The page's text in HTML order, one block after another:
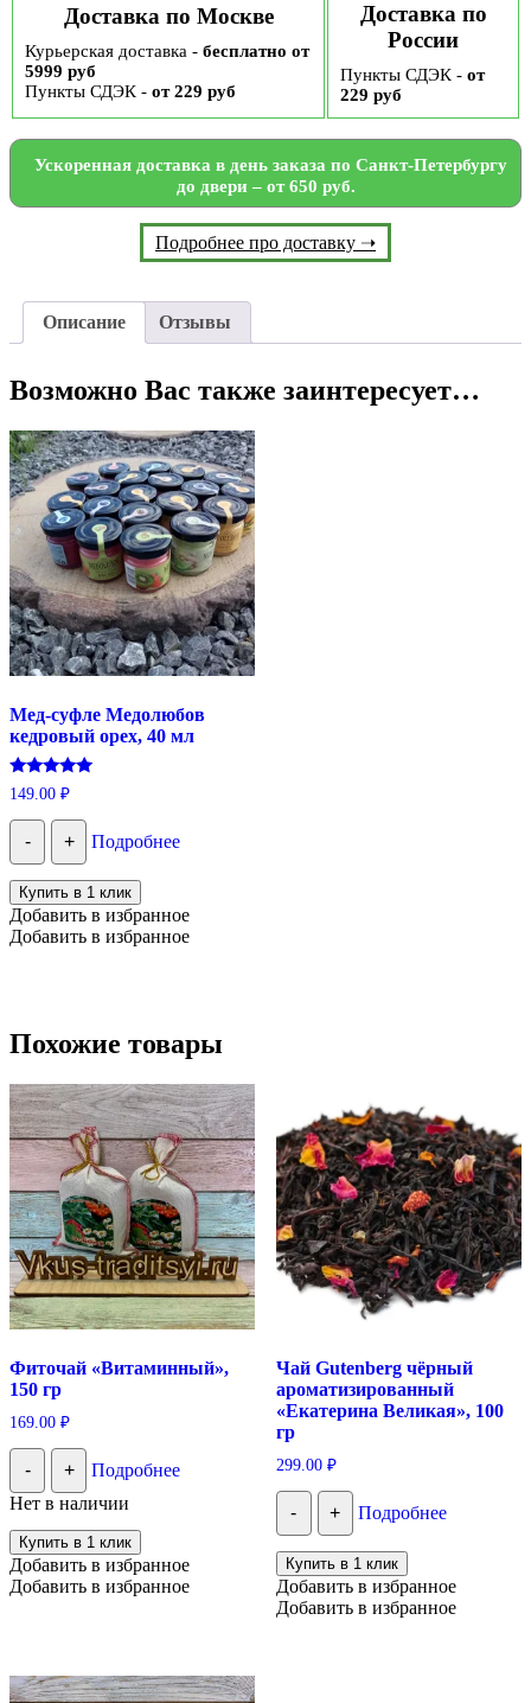
Доставка по Москве
Курьерская доставка - бесплатно от
5999 руб
Пункты СДЭК - от 229 руб
Доставка по
России
Пункты СДЭК - от
229 руб
Ускоренная доставка в день заказа по Санкт-Петербургу
до двери – от 650 руб.
Подробнее про доставку ➝
Описание Отзывы
Возможно Вас также заинтересует…
Мед-суфле Медолюбов
кедровый орех, 40 мл
Оценка
5.00
из 5
149.00 ₽
- + Подробнее
Купить в 1 клик
Добавить в избранное
Добавить в избранное
Похожие товары
Фиточай «Витаминный»,
150 гр
169.00 ₽
- +
Подробнее
Нет в наличии
Купить в 1 клик
Добавить в избранное
Добавить в избранное
Чай Gutenberg чёрный
ароматизированный
«Екатерина Великая», 100
гр
299.00 ₽
- + Подробнее
Купить в 1 клик
Добавить в избранное
Добавить в избранное